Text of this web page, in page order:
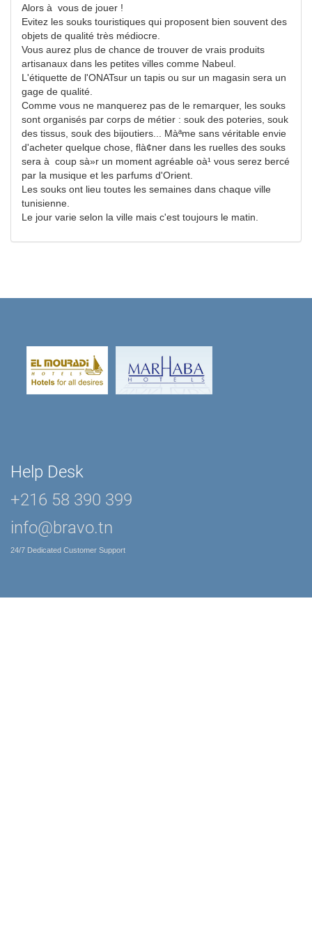
Alors à vous de jouer !
Evitez les souks touristiques qui proposent bien souvent des
objets de qualité très médiocre.
Vous aurez plus de chance de trouver de vrais produits
artisanaux dans les petites villes comme Nabeul.
L'étiquette de l'ONATsur un tapis ou sur un magasin sera un
gage de qualité.
Comme vous ne manquerez pas de le remarquer, les souks
sont organisés par corps de métier : souk des poteries, souk
des tissus, souk des bijoutiers... Màªme sans véritable envie
d'acheter quelque chose, flà¢ner dans les ruelles des souks
sera à coup sà»r un moment agréable oà¹ vous serez bercé
par la musique et les parfums d'Orient.
Les souks ont lieu toutes les semaines dans chaque ville
tunisienne.
Le jour varie selon la ville mais c'est toujours le matin.
Help Desk
+216 58 390 399
info@bravo.tn
24/7 Dedicated Customer Support